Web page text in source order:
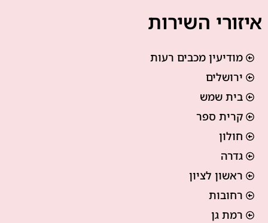
איזורי השירות
מודיעין מכבים רעות
ירושלים
בית שמש
קרית ספר
חולון
גדרה
ראשון לציון
רחובות
רמת גן